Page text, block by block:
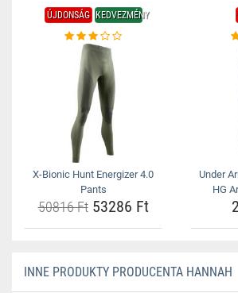
ÚJDONSÁG KEDVEZMÉNY
X-Bionic Hunt Energizer 4.0
Pants
50816 Ft53286 Ft
Under
HG
INNE PRODUKTY PRODUCENTA HANNAH